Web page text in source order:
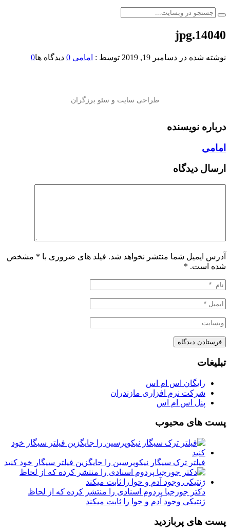
14040.jpg
نوشته شده در دسامبر 19, 2019 توسط : امامی 0 دیدگاه ها0
درباره نویسنده
امامی
ارسال دیدگاه
آدرس ایمیل شما منتشر نخواهد شد. فیلد های ضروری با * مشخص
شده است. *
تبلیغات
رایگان اس ام اس
شرکت نرم افزاری مازندران
پنل اس ام اس
پست های محبوب
فیلتر ترک سیگار نیکوپرسین را جایگزین فیلتر سیگار خود کنید
دکتر جورجیا پردوم اسنادی را منتشر کرده که از لحاظ
ژنتیکی وجود آدم و حوا را ثابت میکند
پست های پربازدید